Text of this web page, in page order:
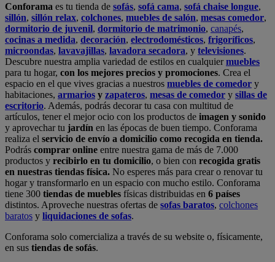
Conforama es tu tienda de sofás, sofá cama, sofá chaise longue,
sillón, sillón relax, colchones, muebles de salón, mesas comedor,
dormitorio de juvenil, dormitorio de matrimonio, canapés,
cocinas a medida, decoración, electrodomésticos, frigoríficos,
microondas, lavavajillas, lavadora secadora, y televisiones.
Descubre nuestra amplia variedad de estilos en cualquiermuebles
para tu hogar, con los mejores precios y promociones. Crea el
espacio en el que vives gracias a nuestros muebles de comedor y
habitaciones, armarios y zapateros, mesas de comedor y sillas de
escritorio. Además, podrás decorar tu casa con multitud de
artículos, tener el mejor ocio con los productos de imagen y sonido
y aprovechar tu jardín en las épocas de buen tiempo. Conforama
realiza el servicio de envío a domicilio como recogida en tienda.
Podrás comprar online entre nuestra gama de más de 7.000
productos y recibirlo en tu domicilio, o bien con recogida gratis
en nuestras tiendas física. No esperes más para crear o renovar tu
hogar y transformarlo en un espacio con mucho estilo. Conforama
tiene 300 tiendas de muebles físicas distribuidas en 6 países
distintos. Aproveche nuestras ofertas de sofas baratos, colchones
baratos y liquidaciones de sofas.
Conforama solo comercializa a través de su website o, físicamente,
en sus tiendas de sofás.